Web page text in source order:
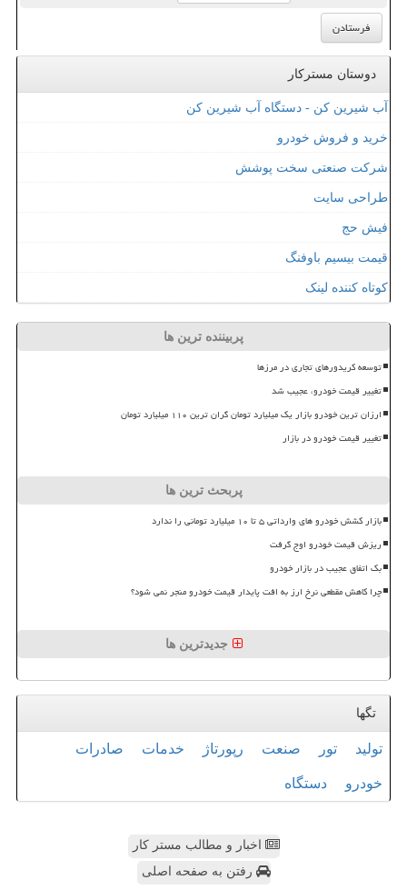
دوستان مسترکار
آب شیرین کن - دستگاه آب شیرین کن
خرید و فروش خودرو
شرکت صنعتی سخت پوشش
طراحی سایت
فیش حج
قیمت بیسیم باوفنگ
کوتاه کننده لینک
پربیننده ترین ها
توسعه کریدورهای تجاری در مرزها
تغییر قیمت خودرو، عجیب شد
ارزان ترین خودرو بازار یک میلیارد تومان گران ترین ۱۱۰ میلیارد تومان
تغییر قیمت خودرو در بازار
پربحث ترین ها
بازار کشش خودرو های وارداتی ۵ تا ۱۰ میلیارد تومانی را ندارد
ریزش قیمت خودرو اوج گرفت
بک اتفاق عجیب در بازار خودرو
چرا کاهش مقطعی نرخ ارز به افت پایدار قیمت خودرو منجر نمی شود؟
جدیدترین ها
تگها
تولید تور صنعت رپورتاژ خدمات صادرات
خودرو دستگاه
اخبار و مطالب مستر کار
رفتن به صفحه اصلی